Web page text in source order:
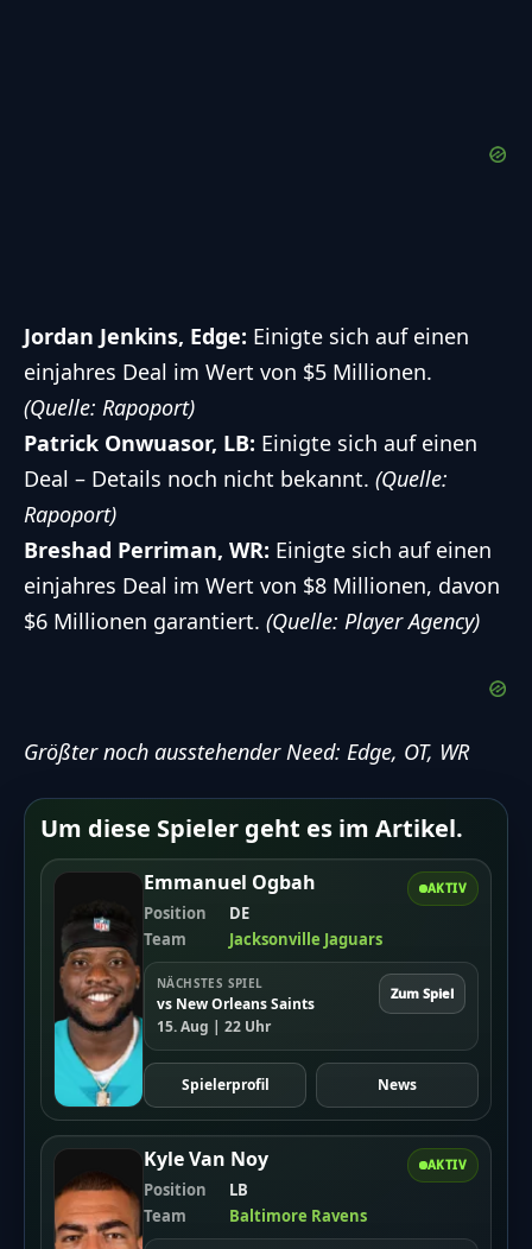
Jordan Jenkins, Edge: Einigte sich auf einen
einjahres Deal im Wert von $5 Millionen.
(Quelle: Rapoport)
Patrick Onwuasor, LB: Einigte sich auf einen
Deal – Details noch nicht bekannt. (Quelle:
Rapoport)
Breshad Perriman, WR: Einigte sich auf einen
einjahres Deal im Wert von $8 Millionen, davon
$6 Millionen garantiert. (Quelle: Player Agency)
Größter noch ausstehender Need: Edge, OT, WR
Um diese Spieler geht es im Artikel.
AKTIV
Emmanuel Ogbah
Position
DE
Team
Jacksonville Jaguars
NÄCHSTES SPIEL
vs New Orleans Saints
15. Aug | 22 Uhr
Zum Spiel
Spielerprofil News
AKTIV
Kyle Van Noy
Position
LB
Team
Baltimore Ravens